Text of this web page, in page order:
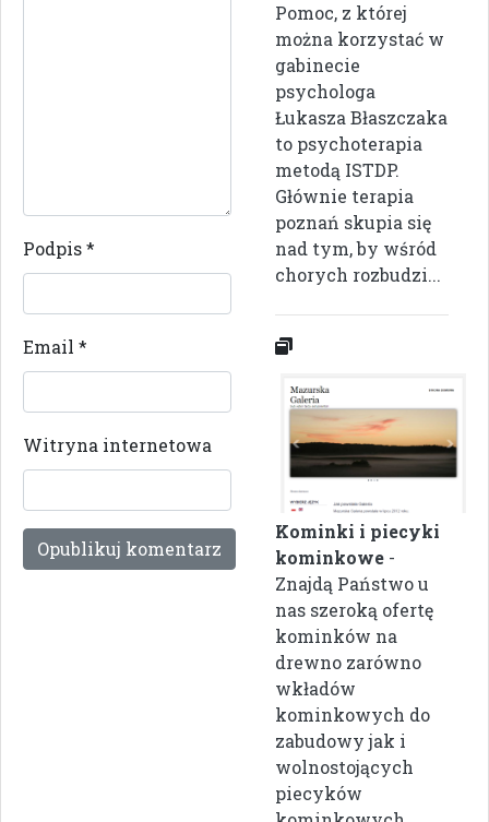
Podpis*
Email *
Witryna internetowa
Pomoc, z której
można korzystać w
gabinecie
psychologa
Łukasza Błaszczaka
to psychoterapia
metodą ISTDP.
Głównie terapia
poznań skupia się
nad tym, by wśród
chorych rozbudzi...
Kominki i piecyki
kominkowe -
Znajdą Państwo u
nas szeroką ofertę
kominków na
drewno zarówno
wkładów
kominkowych do
zabudowy jak i
wolnostojących
piecyków